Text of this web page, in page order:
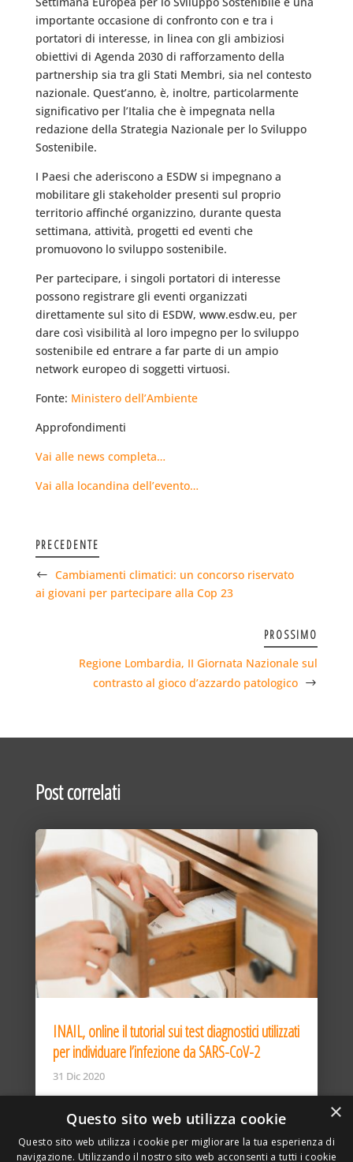
importante occasione di confronto con e tra i
portatori di interesse, in linea con gli ambiziosi
obiettivi di Agenda 2030 di rafforzamento della
partnership sia tra gli Stati Membri, sia nel contesto
nazionale. Quest’anno, è, inoltre, particolarmente
significativo per l’Italia che è impegnata nella
redazione della Strategia Nazionale per lo Sviluppo
Sostenibile.
I Paesi che aderiscono a ESDW si impegnano a
mobilitare gli stakeholder presenti sul proprio
territorio affinché organizzino, durante questa
settimana, attività, progetti ed eventi che
promuovono lo sviluppo sostenibile.
Per partecipare, i singoli portatori di interesse
possono registrare gli eventi organizzati
direttamente sul sito di ESDW, www.esdw.eu, per
dare così visibilità al loro impegno per lo sviluppo
sostenibile ed entrare a far parte di un ampio
network europeo di soggetti virtuosi.
Fonte: Ministero dell’Ambiente
Approfondimenti
Vai alle news completa…
Vai alla locandina dell’evento…
PRECEDENTE
Cambiamenti climatici: un concorso riservato
ai giovani per partecipare alla Cop 23
PROSSIMO
Regione Lombardia, II Giornata Nazionale sul
contrasto al gioco d’azzardo patologico
Post correlati
INAIL, online il tutorial sui test diagnostici utilizzati
per individuare l’infezione da SARS-CoV-2
31 Dic 2020
×
Questo sito web utilizza cookie
Questo sito web utilizza i cookie per migliorare la tua esperienza di
navigazione. Utilizzando il nostro sito web acconsenti a tutti i cookie